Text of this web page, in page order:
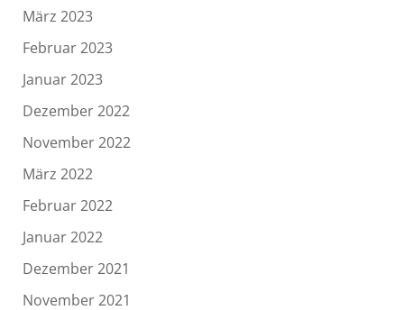
März 2023
Februar 2023
Januar 2023
Dezember 2022
November 2022
März 2022
Februar 2022
Januar 2022
Dezember 2021
November 2021